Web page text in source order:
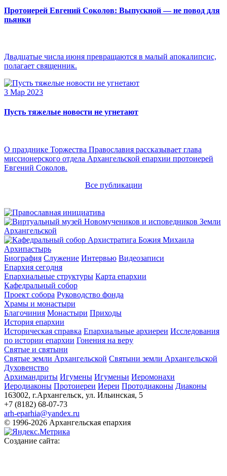
Протоиерей Евгений Соколов: Выпускной — не повод для
пьянки
Двадцатые числа июня превращаются в малый апокалипсис,
полагает священник.
3 Мар 2023
Пусть тяжелые новости не угнетают
О празднике Торжества Православия рассказывает глава
миссионерского отдела Архангельской епархии протоиерей
Евгений Соколов.
Все публикации
Архипастырь
Биография Служение Интервью Видеозаписи
Епархия сегодня
Епархиальные структуры Карта епархии
Кафедральный собор
Проект собора Руководство фонда
Храмы и монастыри
Благочиния Монастыри Приходы
История епархии
Историческая справка Епархиальные архиереи Исследования
по истории епархии Гонения на веру
Святые и святыни
Святые земли Архангельской Святыни земли Архангельской
Духовенство
Архимандриты Игумены Игуменьи Иеромонахи
Иеродиаконы Протоиереи Иереи Протодиаконы Диаконы
163002, г.Архангельск, ул. Ильинская, 5
+7 (8182) 68-07-73
arh-eparhia@yandex.ru
© 1996-2026 Архангельская епархия
Создание сайта: